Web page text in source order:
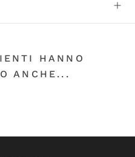
HANNO
ANCHE...